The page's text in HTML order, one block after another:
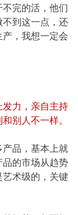
不完的活，他们
到这一点，还
，我想一定会
力，亲自主持
别人不一样。
品，基本上就
的市场从趋势
术级的，关键